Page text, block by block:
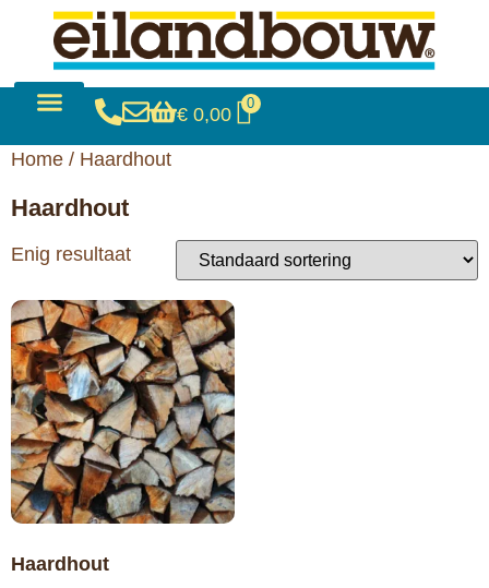
€0,00
0
Home / Haardhout
Haardhout
Enig resultaat
Haardhout